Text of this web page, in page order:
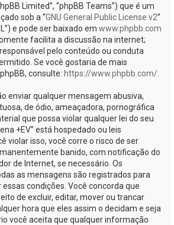
Limited”, “phpBB Teams”) que é um
sob a “GNU General Public License v2”
e pode ser baixado em www.phpbb.com
facilita a discussão na internet;
pelo conteúdo ou conduta
Se você gostaria de mais
consulte: https://www.phpbb.com/
enviar qualquer mensagem abusiva,
de ódio, ameaçadora, pornográfica
que possa violar qualquer lei do seu
+EV” está hospedado ou leis
violar isso, você corre o risco de ser
banido, com notificação do
de Internet, se necessário. Os
as mensagens são registrados para
condições. Você concorda que
de excluir, editar, mover ou trancar
hora que eles assim o decidam e seja
você aceita que qualquer informação